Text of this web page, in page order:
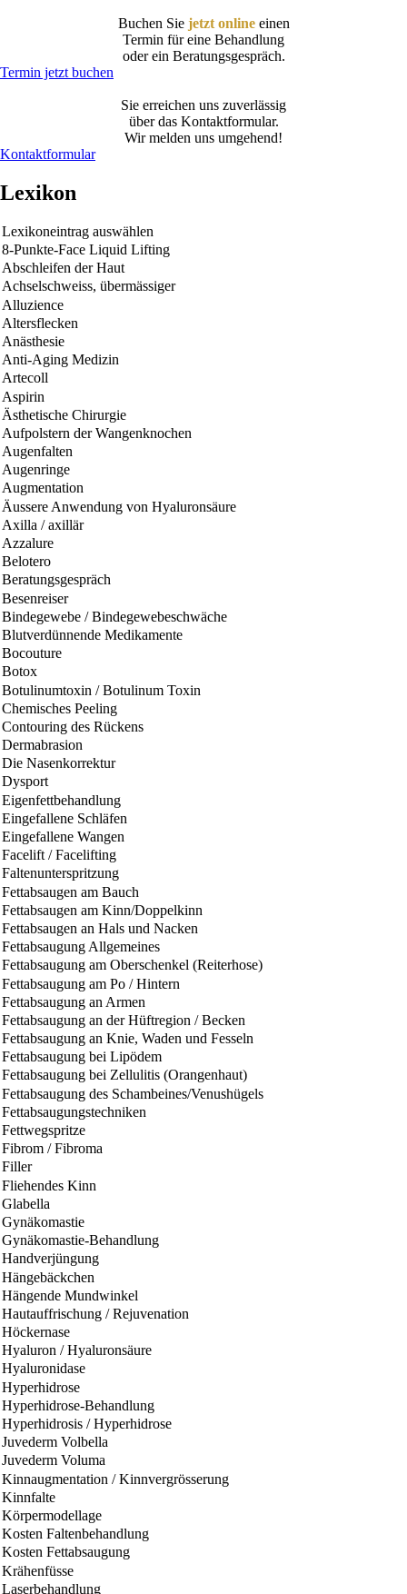
Buchen Sie jetzt onlineeinen
Termin für eine Behandlung
oder ein Beratungsgespräch.
Termin jetzt buchen
Sie erreichen uns zuverlässig
über das Kontaktformular.
Wir melden uns umgehend!
Kontaktformular
Lexikon